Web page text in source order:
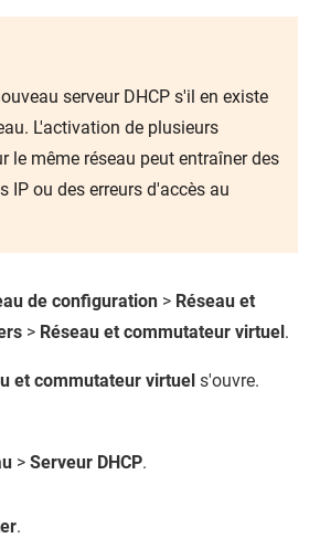
serveur DHCP s'il en existe
L'activation de plusieurs
le même réseau peut entraîner des
IP ou des erreurs d'accès au
de configuration > Réseau et
> Réseau et commutateur virtuel.
et commutateur virtuel s'ouvre.
> Serveur DHCP.
.